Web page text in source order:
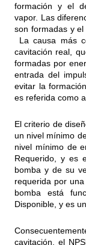
formación y el
vapor. Las
son formadas y
La causa más
cavitación real,
formadas por
entrada del
evitar la
es referida como
El criterio de
un nivel mínimo
nivel mínimo de
Requerido, y es
bomba y de su
requerida por
bomba está
Disponible, y es
cavitación, el